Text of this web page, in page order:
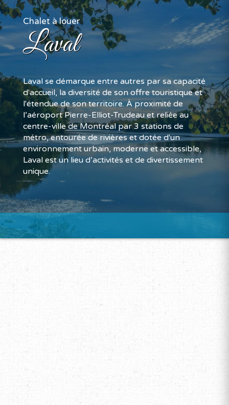
Chalet à louer
Laval
Laval se démarque entre autres par sa capacité
d'accueil, la diversité de son offre touristique et
l'étendue de son territoire. À proximité de
l’aéroport Pierre-Elliot-Trudeau et reliée au
centre-ville de Montréal par 3 stations de
métro, entourée de rivières et dotée d'un
environnement ur​bain, moderne et accessible,
Laval est un lieu d’activités et de divertissement
unique.